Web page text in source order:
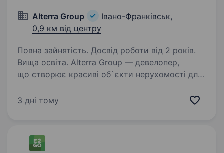
Alterra Group
Івано-Франківськ,
0,9 км від центру
Повна зайнятість. Досвід роботи від 2 років.
Вища освіта. Alterra Group — девелопер,
що створює красиві об`єкти нерухомості для
девелоперських проєктів ввела
3 дні тому